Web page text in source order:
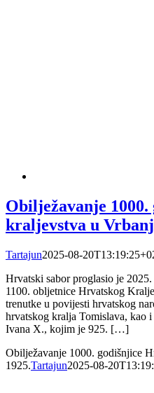
Obilježavanje
kraljevstva u
Tartajun2025-08-
Hrvatski sabor proglasio je
1100. obljetnice Hrvatskog
trenutke u povijesti hrvatskog
hrvatskog kralja Tomislava, kao
Ivana X., kojim je 925. […]
Obilježavanje 1000. godišnjice
1925.Tartajun2025-08-